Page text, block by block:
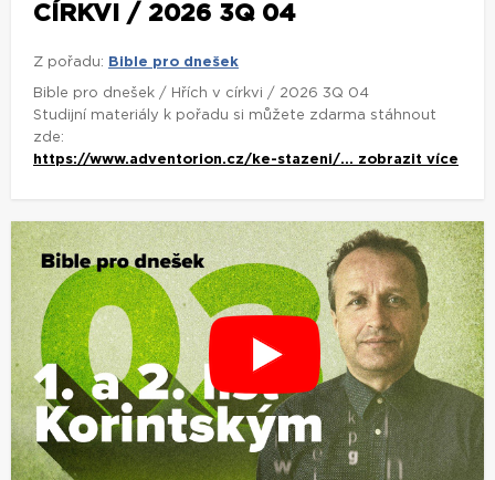
CÍRKVI / 2026 3Q 04
Z pořadu: Bible pro dnešek
Bible pro dnešek / Hřích v církvi / 2026 3Q 04
Studijní materiály k pořadu si můžete zdarma stáhnout
zde:
https://www.adventorion.cz/ke-stazeni/... zobrazit více